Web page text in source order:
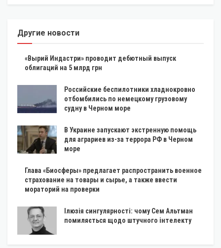
Другие новости
«Вырий Индастри» проводит дебютный выпуск
облигаций на 5 млрд грн
Российские беспилотники хладнокровно
отбомбились по немецкому грузовому
судну в Черном море
В Украине запускают экстренную помощь
для аграриев из-за террора РФ в Черном
море
Глава «Биосферы» предлагает распространить военное
страхование на товары и сырье, а также ввести
мораторий на проверки
Ілюзія сингулярності: чому Сем Альтман
помиляється щодо штучного інтелекту